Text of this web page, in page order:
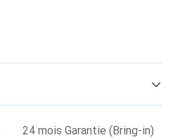
24 mois Garantie (Bring-in)